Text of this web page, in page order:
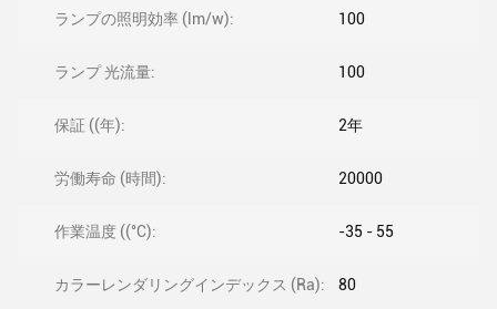
ランプの照明効率 (lm/w): 100
ランプ 光流量: 100
保証 ((年): 2年
労働寿命 (時間): 20000
作業温度 ((°C): -35 - 55
カラーレンダリングインデックス (Ra): 80